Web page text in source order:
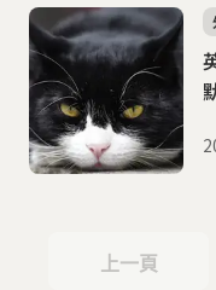
上一頁
上一頁